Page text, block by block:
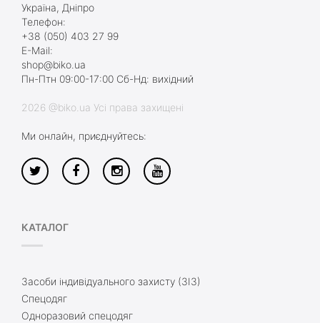
Україна, Дніпро
Телефон:
+38 (050) 403 27 99
E-Mail:
shop@biko.ua
Пн-Птн 09:00-17:00 Сб-Нд: вихідний
2026 @biko.ua Усі права захищені
Ми онлайн, приєднуйтесь:
КАТАЛОГ
Засоби індивідуального захисту (ЗІЗ)
Спецодяг
Одноразовий спецодяг